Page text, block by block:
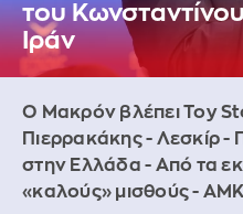
του
Ιράν
Ο Μακρόν βλέπει Toy
Πιερρακάκης - Λεσκίρ -
στην Ελλάδα - Από τα
«καλούς» μισθούς -